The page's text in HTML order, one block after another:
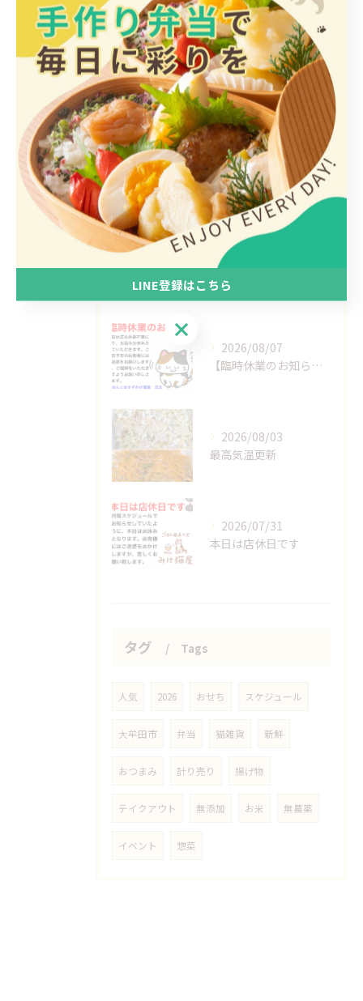
全てのカテゴリー
日替わり
惣菜
手作り
ヘルシー
1人
最近の投稿 Recent Posts
2026/08/07
【臨時休業のお知らせ】
2026/08/03
最高気温更新
2026/07/31
本日は店休日です
タグ Tags
人気 2026 おせち スケジュール
大牟田市 弁当 猫雑貨 新鮮
おつまみ 計り売り 揚げ物
テイクアウト 無添加 お米 無農薬
イベント 惣菜
LINE登録はこちら
LINE登録はこちら